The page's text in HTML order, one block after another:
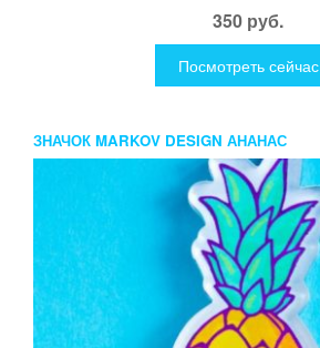
350 руб.
Посмотреть сейчас
ЗНАЧОК MARKOV DESIGN АНАНАС